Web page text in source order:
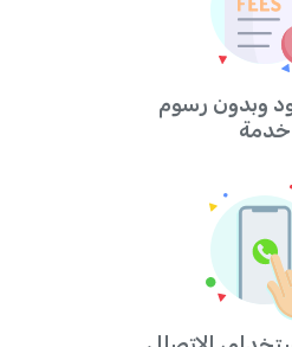
وبدون رسوم
خدمة